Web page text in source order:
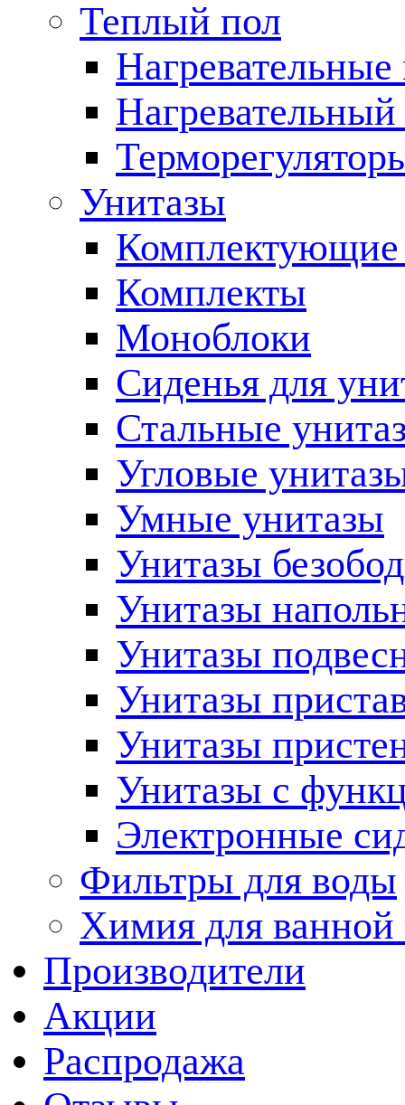
Теплый пол
Нагревательный
Унитазы
Комплектующие
Комплекты
Моноблоки
Сиденья для
Стальные
Угловые
Умные унитазы
Унитазы
Унитазы
Унитазы
Унитазы
Унитазы
Унитазы с
Электронные
Фильтры для воды
Химия для ванной
Производители
Акции
Распродажа